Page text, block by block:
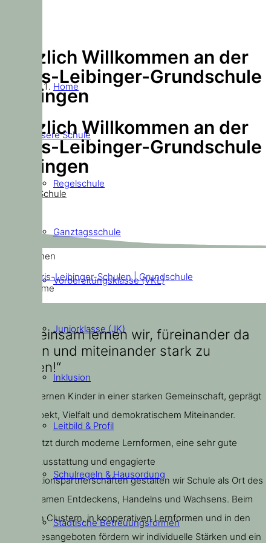
Home
Unsere Schule
Regelschule
Ganztagsschule
Vorbereitungsklasse (VKL)
Juniorklasse (JK)
Inklusion
Leitbild & Profil
Schulregeln & Hausordung
Städtische Betreuungsformen
Herzlich Willkommen an der
Doris-Leibinger-Grundschule
Ditzingen
Herzlich Willkommen an der
Doris-Leibinger-Grundschule
Ditzingen
Unsere Schule
Willkommen
Doris-Leibinger-Schulen | Grundschule
Home
„Gemeinsam lernen wir, füreinander da
zu sein und miteinander stark zu
werden!“
Bei uns lernen Kinder in einer starken Gemeinschaft, geprägt
von Respekt, Vielfalt und demokratischem Miteinander.
Unterstützt durch moderne Lernformen, eine sehr gute
digitale Ausstattung und engagierte
Kooperationspartnerschaften gestalten wir Schule als Ort des
gemeinsamen Entdeckens, Handelns und Wachsens. Beim
Lernen in Clustern, in kooperativen Lernformen und in den
Ganztagesangeboten fördern wir individuelle Stärken und ein